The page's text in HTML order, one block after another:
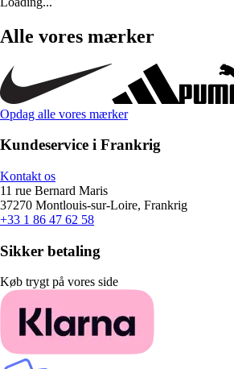
Alle vores mærker
Opdag alle vores mærker
Kundeservice i Frankrig
Kontakt os
11 rue Bernard Maris
37270 Montlouis-sur-Loire, Frankrig
+33 1 86 47 62 58
Sikker betaling
Køb trygt på vores side